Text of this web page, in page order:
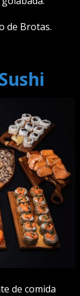
de Brotas.
de comida